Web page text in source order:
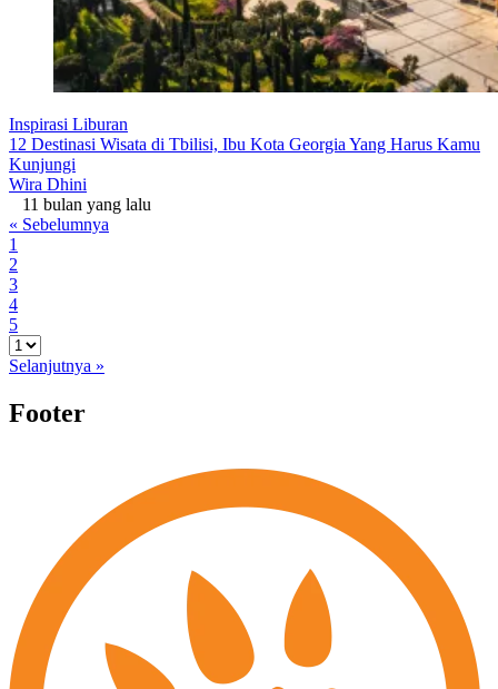
Inspirasi Liburan
12 Destinasi Wisata di Tbilisi, Ibu Kota Georgia Yang Harus Kamu
Kunjungi
Wira Dhini
11 bulan yang lalu
« Sebelumnya
1
2
3
4
5
Selanjutnya »
Footer